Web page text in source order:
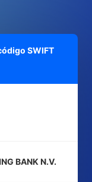
SWIFT
BANK N.V.